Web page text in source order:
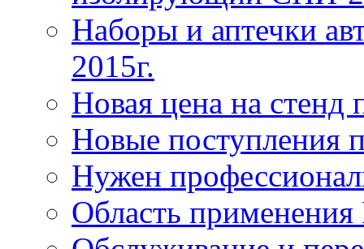
Наборы и аптечки
2015г.
Новая цена на
Новые поступления
Нужен
Область